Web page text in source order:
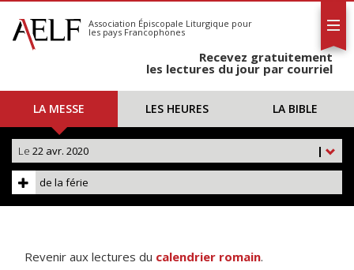
S'abonner
Calendrier
Association Épiscopale Liturgique pour
les pays Francophones
Recevez gratuitement
les lectures du jour par courriel
LA MESSE LES HEURES LA BIBLE
|
Le 22 avr. 2020
de la férie
Revenir aux lectures du calendrier romain.